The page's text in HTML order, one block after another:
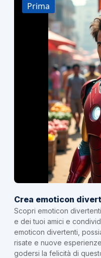
Prima
Crea emoticon
Scopri emoticon
e dei tuoi amici e
emoticon divertenti,
risate e nuove
godersi la felicità di